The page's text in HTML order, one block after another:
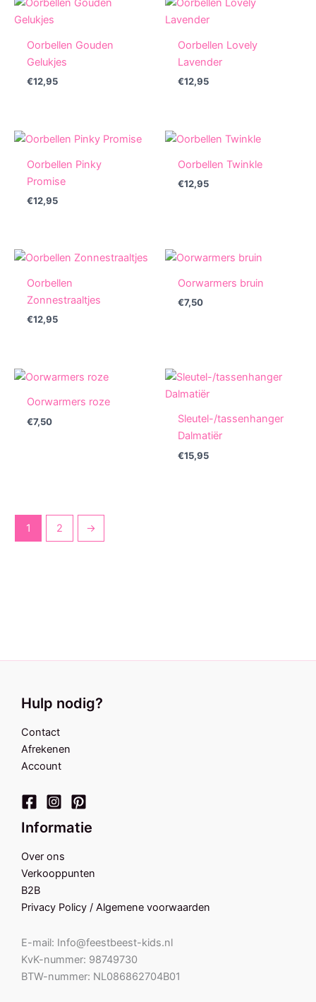
Oorbellen Gouden
Gelukjes
€12,95
Oorbellen Lovely
Lavender
€12,95
Oorbellen Pinky
Promise
€12,95
Oorbellen Twinkle
€12,95
Oorbellen
Zonnestraaltjes
€12,95
Oorwarmers bruin
€7,50
Oorwarmers roze
€7,50
Sleutel-/tassenhanger
Dalmatiër
€15,95
1 2 →
Hulp nodig?
Contact
Afrekenen
Account
Informatie
Over ons
Verkooppunten
B2B
Privacy Policy / Algemene voorwaarden
E-mail: Info@feestbeest-kids.nl
KvK-nummer: 98749730
BTW-nummer: NL086862704B01